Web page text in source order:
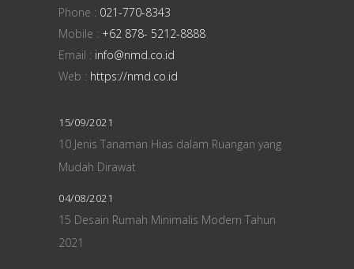
Phone : 021-770-8343
Mobile : +62 878- 5212-8888
Email : info@nmd.co.id
Web : https://nmd.co.id
15/09/2021
10 Jenis Tanaman Hias dalam Ruangan yang
Mudah Dirawat
04/08/2021
15 Desain Rumah Minimalis Modern Tahun
2021